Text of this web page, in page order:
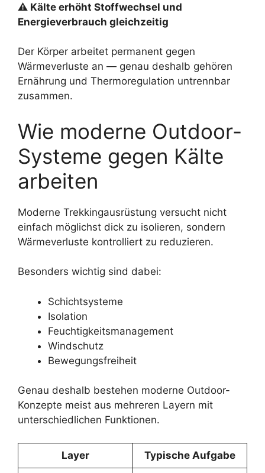
⚠ Kälte erhöht Stoffwechsel und
Energieverbrauch gleichzeitig
Der Körper arbeitet permanent gegen
Wärmeverluste an — genau deshalb gehören
Ernährung und Thermoregulation untrennbar
zusammen.
Wie moderne Outdoor-
Systeme gegen Kälte
arbeiten
Moderne Trekkingausrüstung versucht nicht
einfach möglichst dick zu isolieren, sondern
Wärmeverluste kontrolliert zu reduzieren.
Besonders wichtig sind dabei:
Schichtsysteme
Isolation
Feuchtigkeitsmanagement
Windschutz
Bewegungsfreiheit
Genau deshalb bestehen moderne Outdoor-
Konzepte meist aus mehreren Layern mit
unterschiedlichen Funktionen.
Layer Typische Aufgabe